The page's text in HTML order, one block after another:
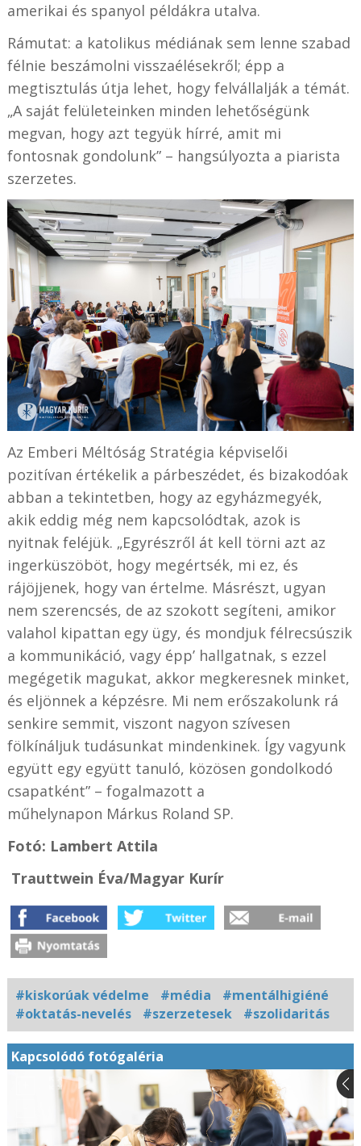
amerikai és spanyol példákra utalva.
Rámutat: a katolikus médiának sem lenne szabad
félnie beszámolni visszaélésekről; épp a
megtisztulás útja lehet, hogy felvállalják a témát.
„A saját felületeinken minden lehetőségünk
megvan, hogy azt tegyük hírré, amit mi
fontosnak gondolunk” – hangsúlyozta a piarista
szerzetes.
Az Emberi Méltóság Stratégia képviselői
pozitívan értékelik a párbeszédet, és bizakodóak
abban a tekintetben, hogy az egyházmegyék,
akik eddig még nem kapcsolódtak, azok is
nyitnak feléjük. „Egyrészről át kell törni azt az
ingerküszöböt, hogy megértsék, mi ez, és
rájöjjenek, hogy van értelme. Másrészt, ugyan
nem szerencsés, de az szokott segíteni, amikor
valahol kipattan egy ügy, és mondjuk félrecsúszik
a kommunikáció, vagy épp’ hallgatnak, s ezzel
megégetik magukat, akkor megkeresnek minket,
és eljönnek a képzésre. Mi nem erőszakolunk rá
senkire semmit, viszont nagyon szívesen
fölkínáljuk tudásunkat mindenkinek. Így vagyunk
együtt egy együtt tanuló, közösen gondolkodó
csapatként” – fogalmazott a
műhelynapon Márkus Roland SP.
Fotó: Lambert Attila
Trauttwein Éva/Magyar Kurír
#kiskorúak védelme #média
#mentálhigiéné
#oktatás-nevelés
#szerzetesek #szolidaritás
Kapcsolódó fotógaléria